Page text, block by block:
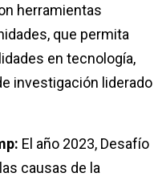
herramientas
que permita
en tecnología,
investigación liderado
El año 2023, Desafío
causas de la